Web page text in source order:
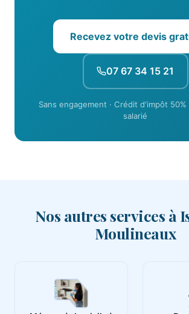
Recevez votre devis
07 67 34 15 21
Sans engagement · Crédit d'impôt 50%
salarié
Nos autres services à
Moulineaux